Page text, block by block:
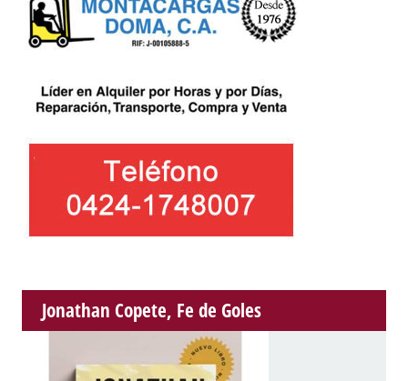
Jonathan Copete, Fe de Goles